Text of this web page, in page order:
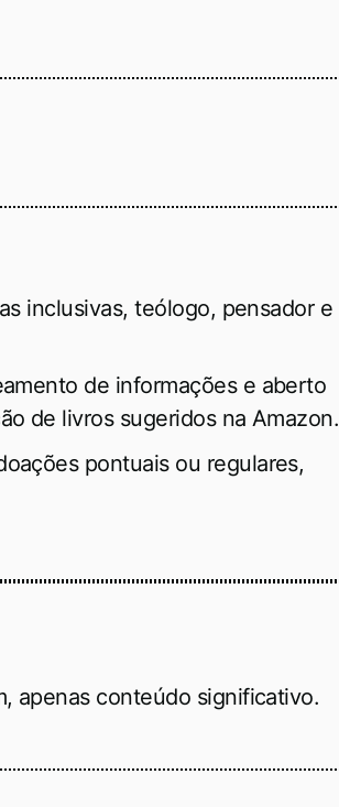
inclusivas, teólogo, pensador e
de informações e aberto
de livros sugeridos na Amazon.
pontuais ou regulares,
apenas conteúdo significativo.